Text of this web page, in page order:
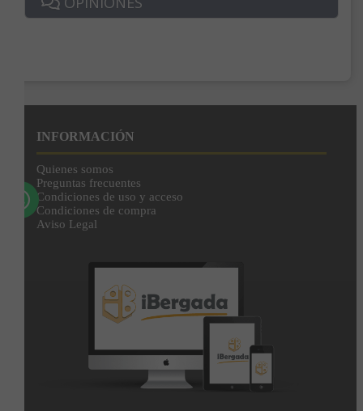
Política de Privacidad para más información.
INFORMACIÓN
Quienes somos
Preguntas frecuentes
Condiciones de uso y acceso
Condiciones de compra
Aviso Legal